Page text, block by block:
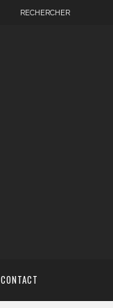
CONTACT